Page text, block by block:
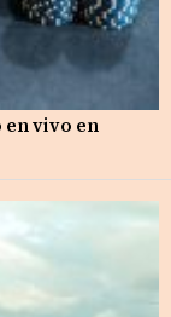
en vivo en